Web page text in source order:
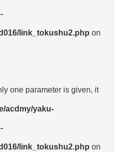
link_tokushu2.php on
one parameter is given, it
acdmy/yaku-
link_tokushu2.php on